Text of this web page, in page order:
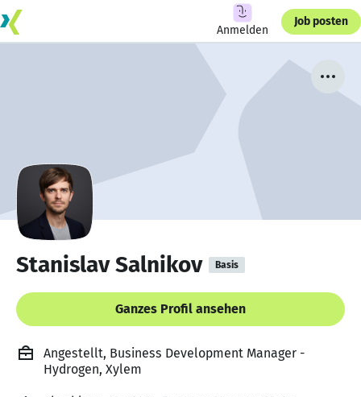
Anmelden
Job posten
Stanislav Salnikov Basis
Ganzes Profil ansehen
Angestellt, Business Development Manager -
Hydrogen, Xylem